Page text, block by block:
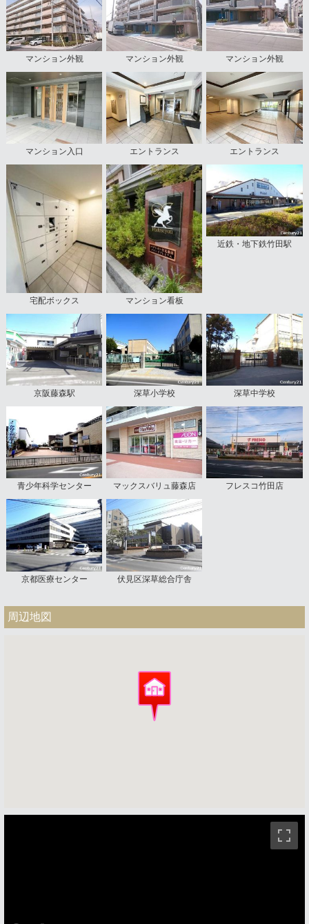
マンション外観 マンション外観 マンション外観
マンション入口 エントランス エントランス
宅配ボックス マンション看板
近鉄・地下鉄竹田駅
京阪藤森駅 深草小学校 深草中学校
青少年科学センター マックスバリュ藤森店 フレスコ竹田店
京都医療センター 伏見区深草総合庁舎
周辺地図